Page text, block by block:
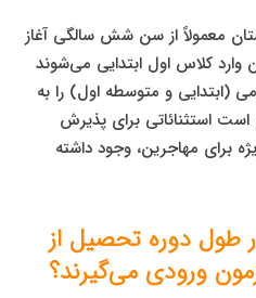
معمولاً از سن شش سالگی آغاز
کلاس اول ابتدایی می‌شوند
(ابتدایی و متوسطه اول) را به
است استثنائاتی برای پذیرش
برای مهاجرین، وجود داشته
طول دوره تحصیل از
ورودی می‌گیرند؟